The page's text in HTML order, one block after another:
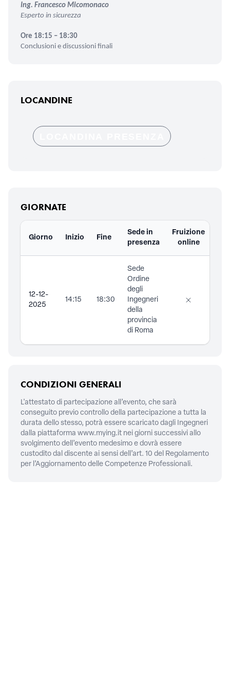
Ing. Francesco Micomonaco
Esperto in sicurezza
Ore 18:15 – 18:30
Conclusioni e discussioni finali
LOCANDINE
GIORNATE
Giorno Inizio Fine
Sede in
presenza
Fruizione
online
12-12-
2025
14:15 18:30
Sede
Ordine
degli
Ingegneri
della
provincia
di Roma
CONDIZIONI GENERALI
L'attestato di partecipazione all’evento, che sarà
conseguito previo controllo della partecipazione a tutta la
durata dello stesso, potrà essere scaricato dagli Ingegneri
dalla piattaforma www.mying.it nei giorni successivi allo
svolgimento dell’evento medesimo e dovrà essere
custodito dal discente ai sensi dell’art. 10 del Regolamento
per l’Aggiornamento delle Competenze Professionali.